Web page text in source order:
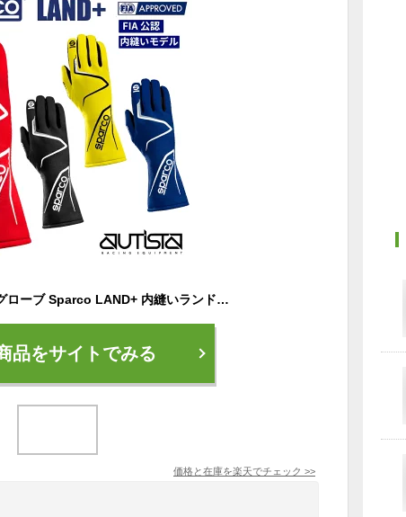
スパルコ レーシンググローブ Sparco LAND+ 内縫いランドプラス 4輪用 FIA8856-2018公認 2024年継続モデル
品をサイトでみる
価格と在庫を楽天でチェック >>